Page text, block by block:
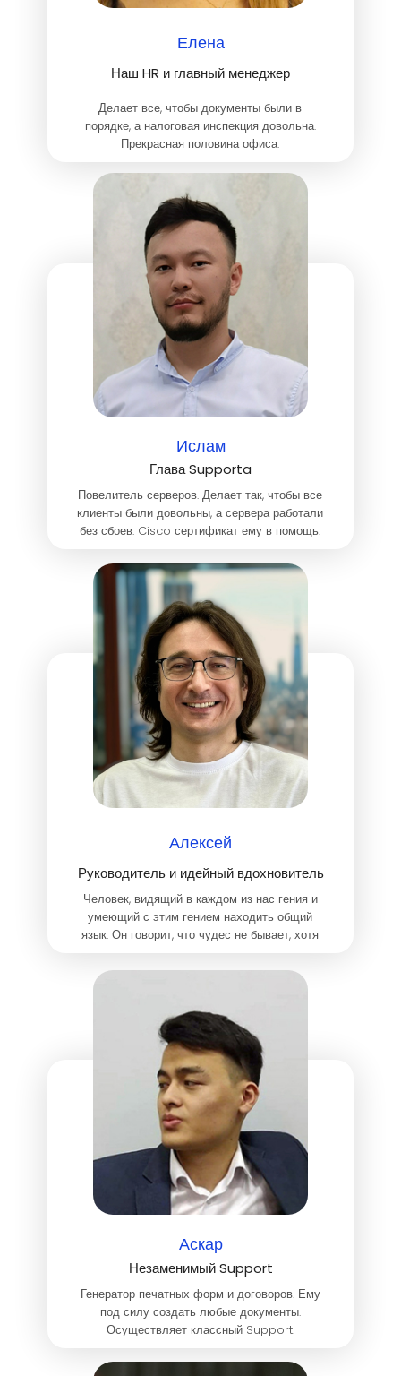
Елена
Наш HR и главный менеджер
Делает все, чтобы документы были в
порядке, а налоговая инспекция довольна.
Прекрасная половина офиса.
Ислам
Глава Supporta
Повелитель серверов. Делает так, чтобы все
клиенты были довольны, а сервера работали
без сбоев. Cisco сертификат ему в помощь.
Алексей
Руководитель и идейный вдохновитель
Человек, видящий в каждом из нас гения и
умеющий с этим гением находить общий
язык. Он говорит, что чудес не бывает, хотя
делу и сплоченность делают чудеса.
Аскар
Незаменимый Support
Генератор печатных форм и договоров. Ему
под силу создать любые документы.
Осуществляет классный Support.